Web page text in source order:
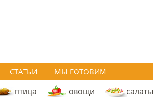
СТАТЬИ МЫ ГОТОВИМ
птица овощи салаты